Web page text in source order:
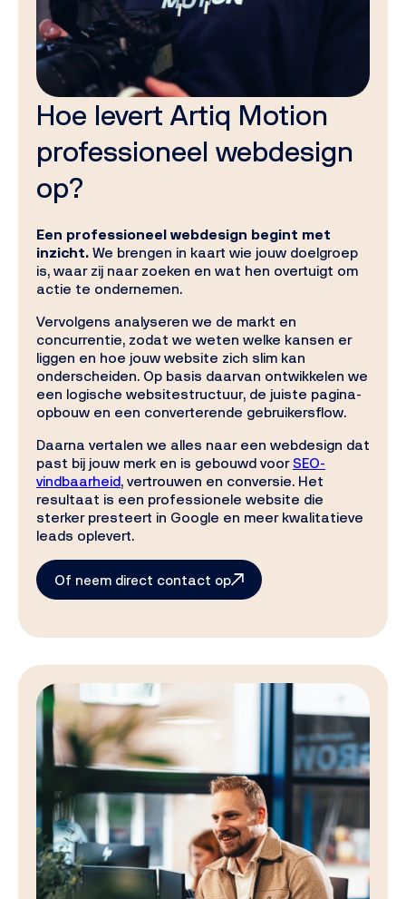
Hoe levert Artiq Motion
professioneel webdesign
op?
Een professioneel webdesign begint met
inzicht.We brengen in kaart wie jouw doelgroep
is, waar zij naar zoeken en wat hen overtuigt om
actie te ondernemen.
Vervolgens analyseren we de markt en
concurrentie, zodat we weten welke kansen er
liggen en hoe jouw website zich slim kan
onderscheiden. Op basis daarvan ontwikkelen we
een logische websitestructuur, de juiste pagina-
opbouw en een converterende gebruikersflow.
Daarna vertalen we alles naar een webdesign dat
past bij jouw merk en is gebouwd voorSEO-
vindbaarheid, vertrouwen en conversie. Het
resultaat is een professionele website die
sterker presteert in Google en meer kwalitatieve
leads oplevert.
Of neem direct contact op